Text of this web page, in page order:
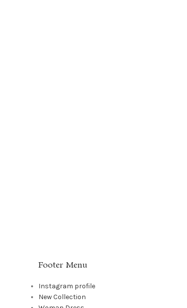
Footer Menu
Instagram profile
New Collection